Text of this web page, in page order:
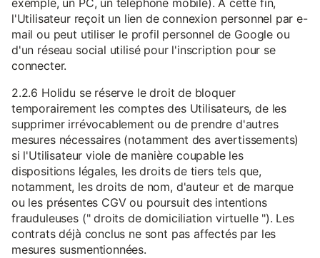
exemple, un PC, un téléphone mobile). À cette fin,
l'Utilisateur reçoit un lien de connexion personnel par e-
mail ou peut utiliser le profil personnel de Google ou
d'un réseau social utilisé pour l'inscription pour se
connecter.
2.2.6 Holidu se réserve le droit de bloquer
temporairement les comptes des Utilisateurs, de les
supprimer irrévocablement ou de prendre d'autres
mesures nécessaires (notamment des avertissements)
si l'Utilisateur viole de manière coupable les
dispositions légales, les droits de tiers tels que,
notamment, les droits de nom, d'auteur et de marque
ou les présentes CGV ou poursuit des intentions
frauduleuses (" droits de domiciliation virtuelle "). Les
contrats déjà conclus ne sont pas affectés par les
mesures susmentionnées.